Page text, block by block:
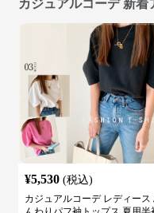
カジュアルコーデ 新着
¥5,530 (税込)
カジュアルコーデ レディース